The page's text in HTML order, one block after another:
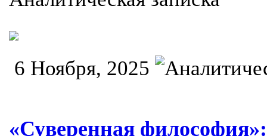
6 Ноября, 2025
«Суверенная